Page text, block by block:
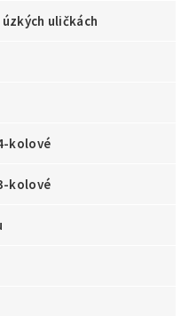
uličkách
kolové
kolové